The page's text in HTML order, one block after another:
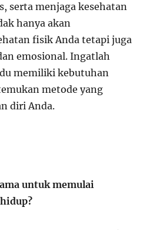
serta menjaga kesehatan
hanya akan
fisik Anda tetapi juga
emosional. Ingatlah
memiliki kebutuhan
metode yang
diri Anda.
untuk memulai